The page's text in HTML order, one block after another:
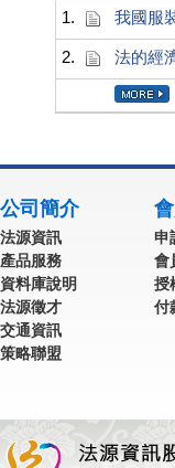
1.
我國服
2. 法的經
公司簡介
法源資訊
產品服務
資料庫說明
法源徵才
交通資訊
策略聯盟
申
會
授
付